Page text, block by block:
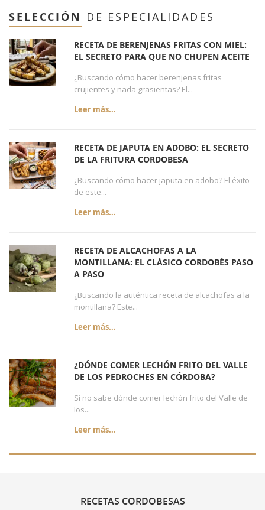
SELECCIÓN DE ESPECIALIDADES
RECETA DE BERENJENAS FRITAS CON MIEL:
EL SECRETO PARA QUE NO CHUPEN ACEITE
¿Buscando cómo hacer berenjenas fritas
crujientes y nada grasientas? El...
Leer más...
RECETA DE JAPUTA EN ADOBO: EL SECRETO
DE LA FRITURA CORDOBESA
¿Buscando cómo hacer japuta en adobo? El éxito
de este...
Leer más...
RECETA DE ALCACHOFAS A LA
MONTILLANA: EL CLÁSICO CORDOBÉS PASO
A PASO
¿Buscando la auténtica receta de alcachofas a la
montillana? Este...
Leer más...
¿DÓNDE COMER LECHÓN FRITO DEL VALLE
DE LOS PEDROCHES EN CÓRDOBA?
Si no sabe dónde comer lechón frito del Valle de
los...
Leer más...
RECETAS CORDOBESAS